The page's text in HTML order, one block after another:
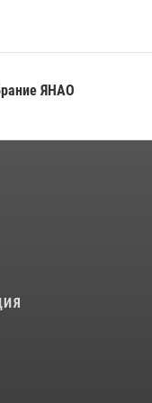
за
ЯНАО